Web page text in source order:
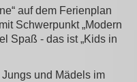
auf dem Ferienplan
Schwerpunkt „Modern
Spaß - das ist „Kids in
und Mädels im